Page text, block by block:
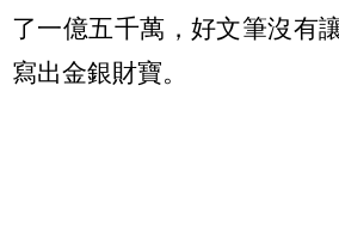
了一億五千萬，好文筆沒有
寫出金銀財寶。